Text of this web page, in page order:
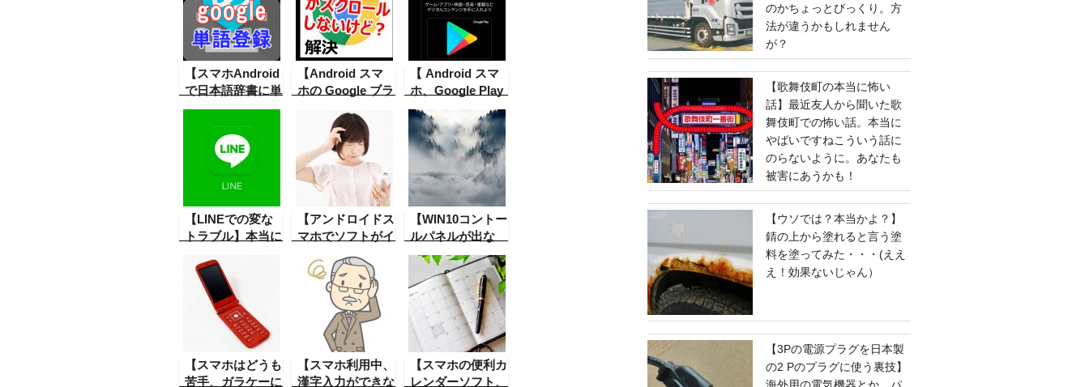
【スマホAndroid
で日本語辞書に単
語を登録する方法
（Google日本
語）】Google の
日本語入力は大変
便利なので使って
いる方も多いと思
いますがそれに単
語を設定する方
法。
【Android スマ
ホの Google ブラ
しい Google のブ
ラウザでホームペ
ージを見ると時々
スクロールがされ
ないという症状が
発生。それの対策
は。(追記あり）
【 Android スマ
ホ、Google Play
に表示されないソ
フトをインストー
ルする方法】以前
Google Play にあ
ったソフトがスマ
ホを変えたりした
時、再度新しくイ
ンストールしたい
と思う時、
Google Play の中
にそのソフトがな
い。どうしよう！
【LINEでの変な
トラブル】本当に
LINEでこんな事
が。これは誤解を
免れぬことになる
かも。こう言うこ
ともあるんだ。珍
【アンドロイドス
マホでソフトがイ
ンストールできな
い】スマホに
Google Play から
ソフトをインスト
ールしようと思う
のですが途中で止
まってしまいでき
ない。その解決方
【WIN10コントー
ルパネルが出な
い。パソコントラ
ブル対処】パソコ
ンを操作してる時
にコントロールパ
ネルの出し方が分
からないその方
法。初心者向け
【スマホはどうも
苦手、ガラケーに
【スマホ利用中、
漢字入力ができな
【スマホの便利カ
レンダーソフト、
のかちょっとびっくり。方
法が違うかもしれません
が？
【歌舞伎町の本当に怖い
話】最近友人から聞いた歌
舞伎町での怖い話。本当に
やばいですねこういう話に
のらないように。あなたも
被害にあうかも！
【ウソでは？本当かよ？】
錆の上から塗れると言う塗
料を塗ってみた・・・(ええ
え！効果ないじゃん）
【3Pの電源プラグを日本製
の2 Pのプラグに使う裏技】